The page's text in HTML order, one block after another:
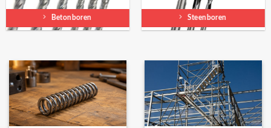
Betonboren Steenboren